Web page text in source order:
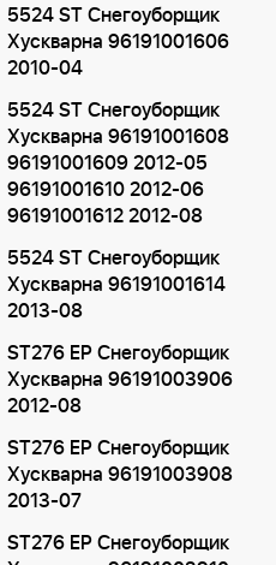
5524 ST Снегоуборщик
Хускварна 96191001606
2010-04
5524 ST Снегоуборщик
Хускварна 96191001608
96191001609 2012-05
96191001610 2012-06
96191001612 2012-08
5524 ST Снегоуборщик
Хускварна 96191001614
2013-08
ST276 EP Снегоуборщик
Хускварна 96191003906
2012-08
ST276 EP Снегоуборщик
Хускварна 96191003908
2013-07
ST276 EP Снегоуборщик